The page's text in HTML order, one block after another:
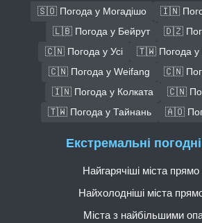
🇸🇴 Погода у Могадішо
🇮🇳
🇱🇧 Погода у Бейрут
🇩🇿
🇨🇳 Погода у Усі
🇹🇼 Погода у
🇨🇳 Погода у Weifang
🇨🇳
🇮🇳 Погода у Колката
🇨🇳
🇹🇼 Погода у Тайнань
🇦🇴
Екстремальні
Найгарячіші міста прямо
Найхолодніші міста
Міста з найбільшими